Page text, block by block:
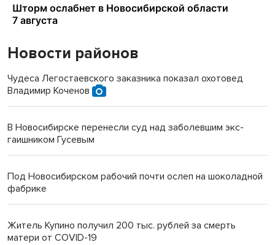
Новости районов
Чудеса Легостаевского заказника показал охотовед
Владимир Коченов
В Новосибирске перенесли суд над заболевшим экс-
гаишником Гусевым
Под Новосибирском рабочий почти ослеп на шоколадной
фабрике
Житель Купино получил 200 тыс. рублей за смерть
матери от COVID-19